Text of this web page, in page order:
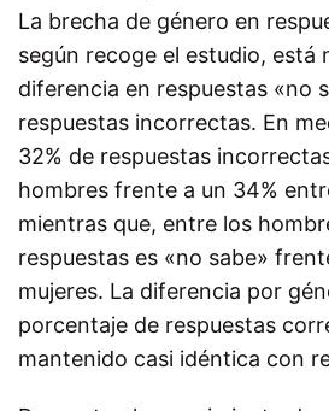
La brecha de género en
según recoge el estudio, está
diferencia en respuestas «no
respuestas incorrectas. En
32% de respuestas
hombres frente a un 34%
mientras que, entre los
respuestas es «no sabe»
mujeres. La diferencia por
porcentaje de respuestas
mantenido casi idéntica con